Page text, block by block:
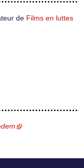
de Films en luttes
dem